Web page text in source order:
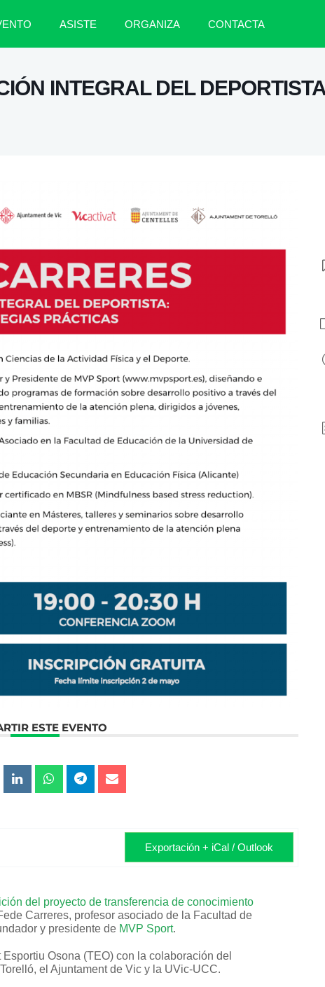
ASISTE ORGANIZA CONTACTA
INTEGRAL DEL
ESTE EVENTO
Exportación + iCal / Outlook
del proyecto de transferencia de conocimiento
Carreres, profesor asociado de la Facultad de
y presidente de MVP Sport.
Osona (TEO) con la colaboración del
el Ajuntament de Vic y la UVic-UCC.